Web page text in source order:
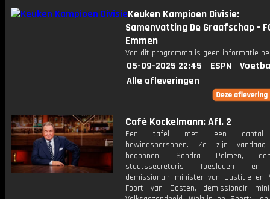
Keuken Kampioen Divisie:
Samenvatting De Graafschap -
Emmen
Van dit programma is geen informatie
05-09-2025 22:45 ESPN
Alle afleveringen
Café Kockelmann: Afl. 2
Een tafel met een aantal
bewindspersonen. Ze zijn
begonnen. Sandra Palmen,
staatssecretaris Toeslagen en
demissionair minister van Justitie en
Foort van Oosten, demissionair